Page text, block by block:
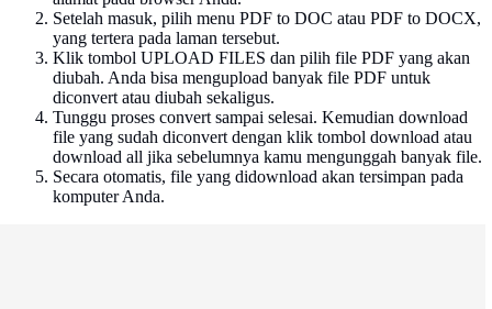
Setelah masuk, pilih menu PDF to DOC atau PDF to DOCX,
yang tertera pada laman tersebut.
Klik tombol UPLOAD FILES dan pilih file PDF yang akan
diubah. Anda bisa mengupload banyak file PDF untuk
diconvert atau diubah sekaligus.
Tunggu proses convert sampai selesai. Kemudian download
file yang sudah diconvert dengan klik tombol download atau
download all jika sebelumnya kamu mengunggah banyak file.
Secara otomatis, file yang didownload akan tersimpan pada
komputer Anda.